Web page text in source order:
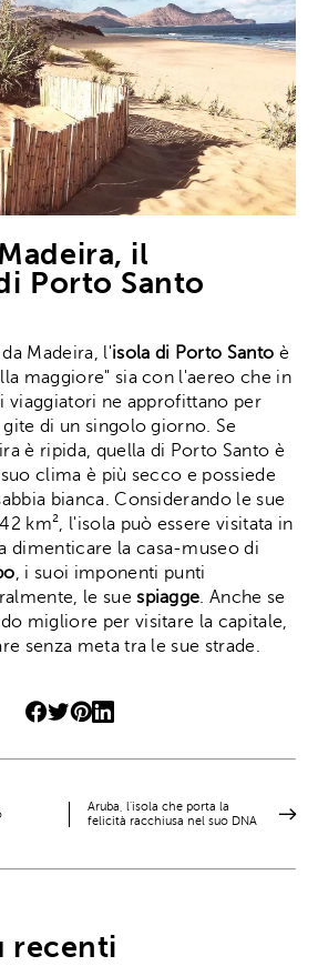
il
Porto Santo
Madeira, l'isola di Porto Santo è
maggiore" sia con l'aereo che in
viaggiatori ne approfittano per
di un singolo giorno. Se
è ripida, quella di Porto Santo è
clima è più secco e possiede
bianca. Considerando le sue
km², l'isola può essere visitata in
dimenticare la casa-museo di
, i suoi imponenti punti
le suespiagge . Anche se
migliore per visitare la capitale,
senza meta tra le sue strade.
Aruba, l'isola che porta la
felicità racchiusa nel suo DNA
recenti